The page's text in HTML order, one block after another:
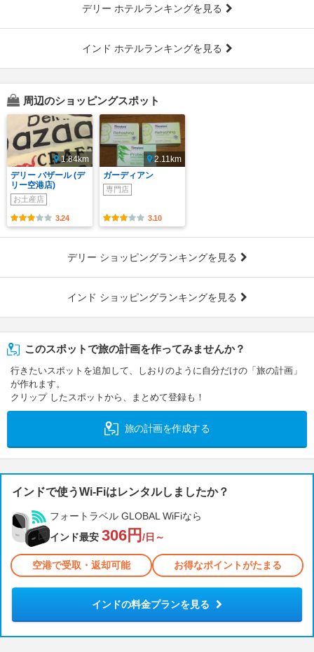
デリー ホテルランキングを見る
インド ホテルランキングを見る
周辺のショッピングスポット
1.84km
デリー バザール (デ
リー空港店)
お土産店
3.24
2.11km
ガーディアン
専門店
3.10
デリー ショッピングランキングを見る
インド ショッピングランキングを見る
このスポットで旅の計画を作ってみませんか？
行きたいスポットを追加して、しおりのように自分だけの「旅の計画」
が作れます。
クリップ したスポットから、まとめて登録も！
旅の計画を作成する
インドで使うWi-Fiはレンタルしましたか？
フォートラベル GLOBAL WiFiなら
インド最安 306円 /日～
空港で受取・返却可能 お得なポイントがたまる
インドの料金プランを見る